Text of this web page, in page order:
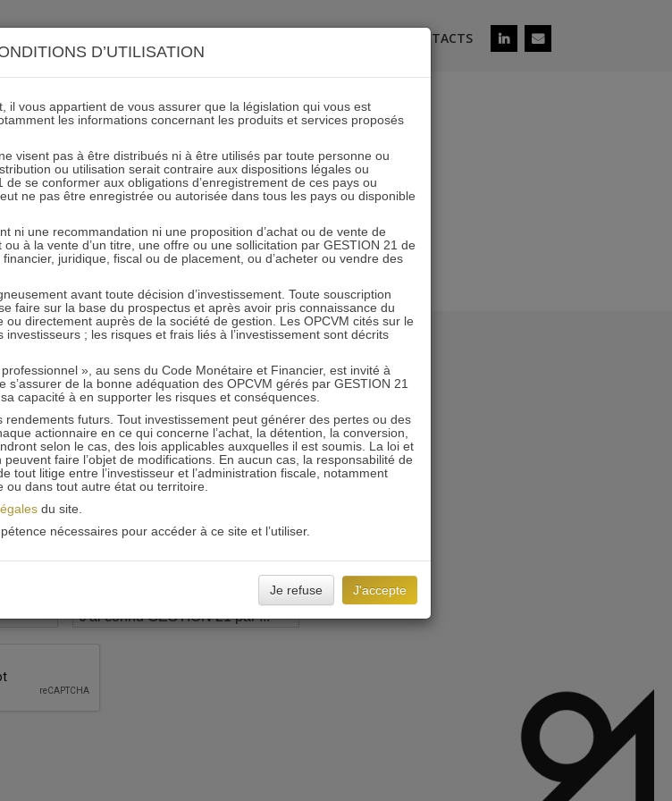
CONTACTS
performance_20230630
- Partagez l'article sur
INFORMÉ
nos newsletters
D’UTILISATION
il vous appartient de vous assurer que la législation qui vous est
les informations concernant les produits et services proposés
visent pas à être distribués ni à être utilisés par toute personne ou
ou utilisation serait contraire aux dispositions légales ou
se conformer aux obligations d’enregistrement de ces pays ou
ne pas être enregistrée ou autorisée dans tous les pays ou disponible
ni une recommandation ni une proposition d’achat ou de vente de
à la vente d’un titre, une offre ou une sollicitation par GESTION 21 de
juridique, fiscal ou de placement, ou d’acheter ou vendre des
avant toute décision d’investissement. Toute souscription
faire sur la base du prospectus et après avoir pris connaissance du
directement auprès de la société de gestion. Les OPCVM cités sur le
; les risques et frais liés à l’investissement sont décrits
», au sens du Code Monétaire et Financier, est invité à
de la bonne adéquation des OPCVM gérés par GESTION 21
capacité à en supporter les risques et conséquences.
futurs. Tout investissement peut générer des pertes ou des
actionnaire en ce qui concerne l’achat, la détention, la conversion,
selon le cas, des lois applicables auxquelles il est soumis. La loi et
faire l’objet de modifications. En aucun cas, la responsabilité de
tout litige entre l’investisseur et l’administration fiscale, notamment
ou dans tout autre état ou territoire.
du site.
nécessaires pour accéder à ce site et l’utiliser.
Je refuse J'accepte